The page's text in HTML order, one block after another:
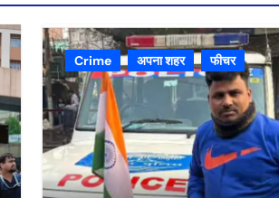
Crime अपना शहर फीचर